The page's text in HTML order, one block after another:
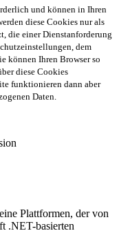
und können in Ihren
diese Cookies nur als
die einer Dienstanforderung
dem
können Ihren Browser so
diese Cookies
funktionieren dann aber
Daten.
Plattformen, der von
.NET-basierten